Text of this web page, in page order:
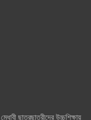
ছাত্রছাত্রীদের উচ্চশিক্ষায়